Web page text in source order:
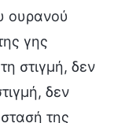
ουρανού
γης
στιγμή, δεν
δεν
της